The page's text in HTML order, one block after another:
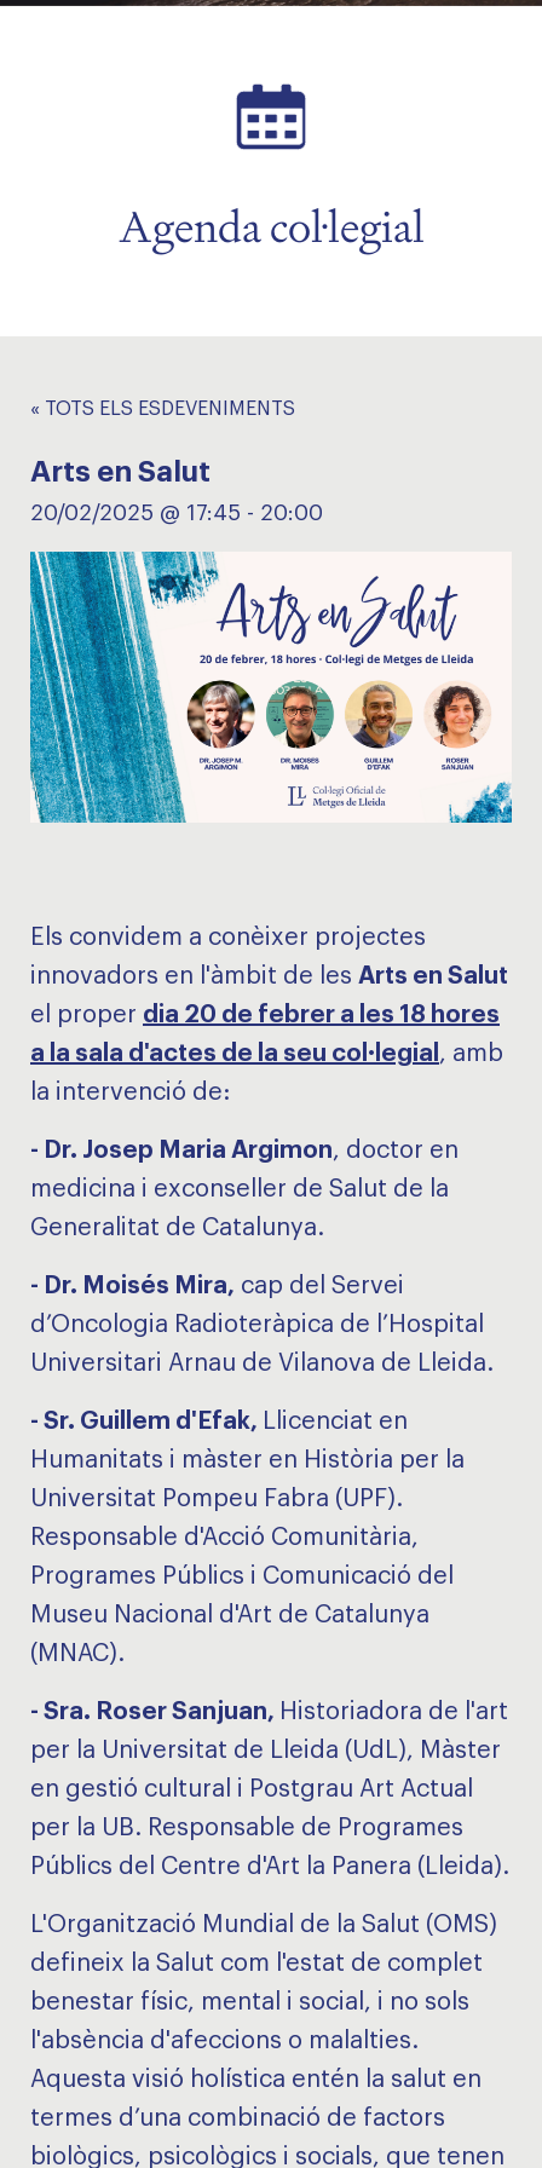
Agenda col·legial
« TOTS ELS ESDEVENIMENTS
Arts en Salut
20/02/2025 @ 17:45 - 20:00
Els convidem a conèixer projectes
innovadors en l'àmbit de les Arts en Salut
el proper dia 20 de febrer a les 18 hores
a la sala d'actes de la seu col·legial , amb
la intervenció de:
- Dr. Josep Maria Argimon, doctor en
medicina i exconseller de Salut de la
Generalitat de Catalunya.
- Dr. Moisés Mira, cap del Servei
d’Oncologia Radioteràpica de l’Hospital
Universitari Arnau de Vilanova de Lleida.
- Sr. Guillem d'Efak, Llicenciat en
Humanitats i màster en Història per la
Universitat Pompeu Fabra (UPF).
Responsable d'Acció Comunitària,
Programes Públics i Comunicació del
Museu Nacional d'Art de Catalunya
(MNAC).
- Sra. Roser Sanjuan, Historiadora de l'art
per la Universitat de Lleida (UdL), Màster
en gestió cultural i Postgrau Art Actual
per la UB. Responsable de Programes
Públics del Centre d'Art la Panera (Lleida).
L'Organització Mundial de la Salut (OMS)
defineix la Salut com l'estat de complet
benestar físic, mental i social, i no sols
l'absència d'afeccions o malalties.
Aquesta visió holística entén la salut en
termes d’una combinació de factors
biològics, psicològics i socials, que tenen